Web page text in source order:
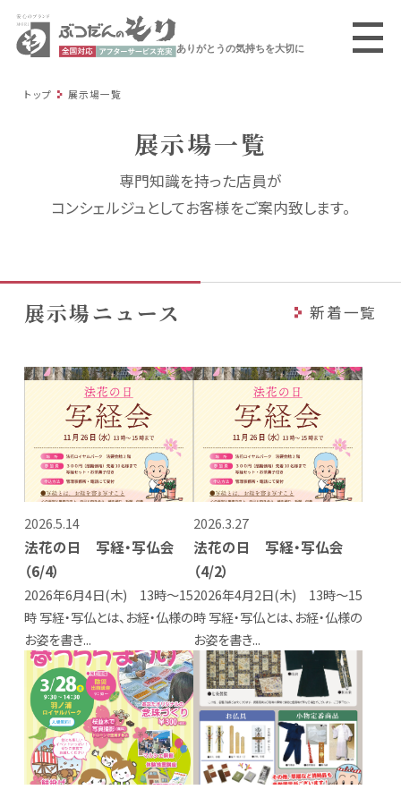
ありがとうの気持ちを大切に
トップ 展示場一覧
展示場一覧
専門知識を持った店員が
コンシェルジュとしてお客様をご案内致します。
展示場ニュース 新着一覧
2026.5.14
法花の日 写経・写仏会
（6/4）
2026年6月4日(木) 13時～15
時 写経・写仏とは、お経・仏様の
お姿を書き...
2026.3.27
法花の日 写経・写仏会
（4/2）
2026年4月2日(木) 13時～15
時 写経・写仏とは、お経・仏様の
お姿を書き...